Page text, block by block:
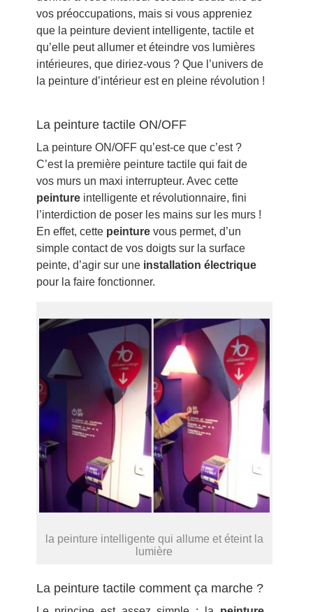
vos préoccupations, mais si vous appreniez
que la peinture devient intelligente, tactile et
qu’elle peut allumer et éteindre vos lumières
intérieures, que diriez-vous ? Que l’univers de
la peinture d’intérieur est en pleine révolution !
La peinture tactile ON/OFF
La peinture ON/OFF qu’est-ce que c’est ?
C’est la première peinture tactile qui fait de
vos murs un maxi interrupteur. Avec cette
peintureintelligente et révolutionnaire, fini
l’interdiction de poser les mains sur les murs !
En effet, cette peinture vous permet, d’un
simple contact de vos doigts sur la surface
peinte, d’agir sur une installation électrique
pour la faire fonctionner.
la peinture intelligente qui allume et éteint la
lumière
La peinture tactile comment ça marche ?